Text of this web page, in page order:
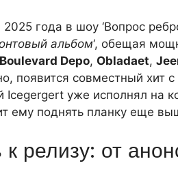
года в шоу ‘Вопрос
альбом‘, обещая
Boulevard Depo, Obladaet,
появится совместный хит с
Icegergert уже исполнял на
ему поднять планку еще
к релизу: от